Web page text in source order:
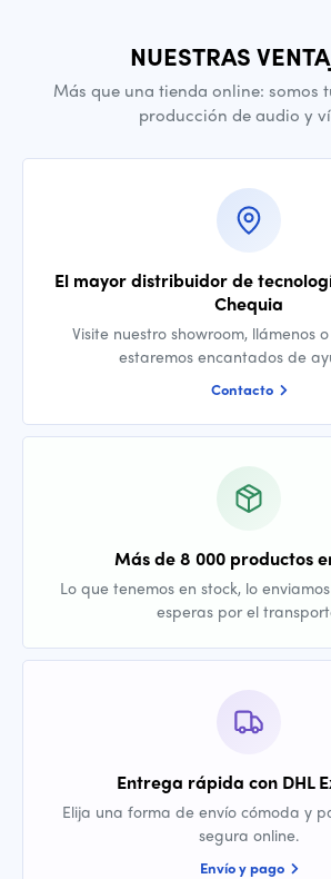
NUESTRAS
Más que una tienda online: somos
producción de audio y
El mayor distribuidor de
Chequia
Visite nuestro showroom, llámenos
estaremos encantados de
Contacto
Más de 8 000 productos
Lo que tenemos en stock, lo
esperas por el
Entrega rápida con DHL
Elija una forma de envío cómoda y
segura online.
Envío y pago